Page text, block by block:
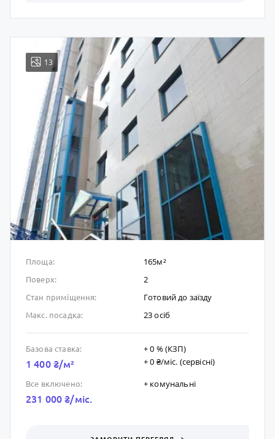
13
Площа: 165м²
Поверх: 2
Стан приміщення: Готовий до заïзду
Макс. посадка: 23 осіб
Базова ставка:
1 400 ₴/м²
+ 0 % (КЗП)
+ 0 ₴/мic. (сервісні)
Все включено:
231 000 ₴/мic.
+ комунальні